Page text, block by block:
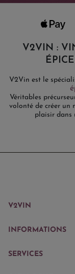
V2VIN :
V2Vin est le
Véritables
volonté de créer un
plaisir dans
V2VIN
INFORMATIONS
SERVICES